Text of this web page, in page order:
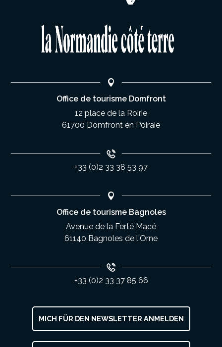
MICH FÜR DEN NEWSLETTER ANMELDEN
Office de tourisme Domfront
12 place de la Roirie
61700 Domfront en Poiraie
+33 (0)2 33 38 53 97
Office de tourisme Bagnoles
Avenue de la Ferté Macé
61140 Bagnoles de l'Orne
+33 (0)2 33 37 85 66